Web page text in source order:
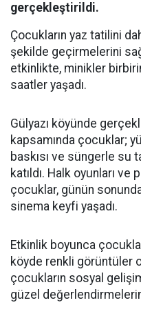
gerçekleştirildi.
Çocukların yaz tatilini
şekilde geçirmelerini
etkinlikte, minikler
saatler yaşadı.
Gülyazı köyünde
kapsamında çocuklar;
baskısı ve süngerle su
katıldı. Halk oyunları
çocuklar, günün
sinema keyfi yaşadı.
Etkinlik boyunca
köyde renkli görüntüler
çocukların sosyal
güzel